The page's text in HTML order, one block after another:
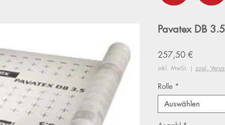
Pavatex DB 3.5
257,50 €Preis
inkl. MwSt. | zzgl.
Rolle *
Auswählen